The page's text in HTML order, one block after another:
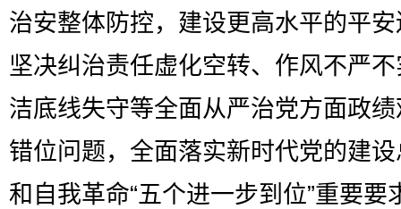
治安整体防控，建设更高水平的平
坚决纠治责任虚化空转、作风不严
洁底线失守等全面从严治党方面政
错位问题，全面落实新时代党的建
和自我革命“五个进一步到位”重要要